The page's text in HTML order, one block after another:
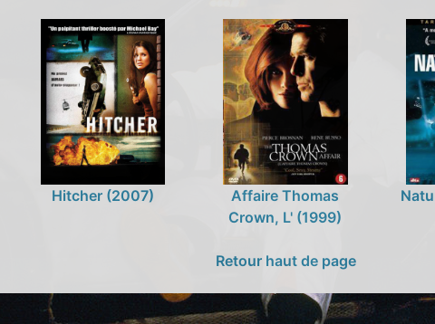
Hitcher (2007)
Affaire Thomas
Crown, L' (1999)
Retour haut de page